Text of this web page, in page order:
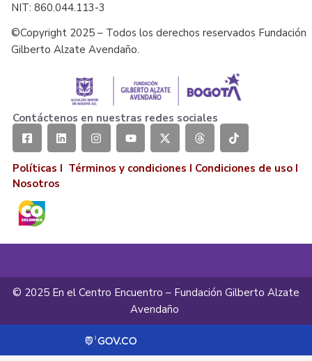
NIT: 860.044.113-3
©Copyright 2025 – Todos los derechos reservados Fundación
Gilberto Alzate Avendaño.
Contáctenos en nuestras redes sociales
Políticas I Términos y condiciones I Condiciones de uso I
Nosotros
© 2025 En el Centro Encuentro – Fundación Gilberto Alzate
Avendaño